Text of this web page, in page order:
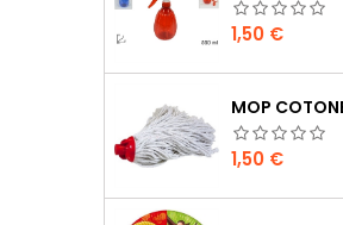
Prezzo
1,50 €
Prezzo
1,50 €